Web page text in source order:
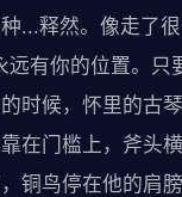
...释然。像走了
有你的位置。
时候，怀里的古
在门槛上，斧头
铜鸟停在他的肩